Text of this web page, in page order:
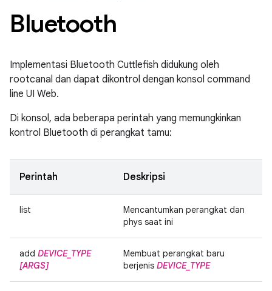
Bluetooth
Implementasi Bluetooth Cuttlefish didukung oleh
rootcanal dan dapat dikontrol dengan konsol command
line UI Web.
Di konsol, ada beberapa perintah yang memungkinkan
kontrol Bluetooth di perangkat tamu:
Perintah Deskripsi
list
Mencantumkan perangkat dan
phys saat ini
add DEVICE_TYPE
[ARGS]
Membuat perangkat baru
berjenis DEVICE_TYPE